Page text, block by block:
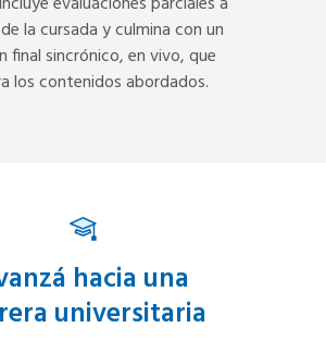
la cursada y culmina con un
final sincrónico, en vivo, que
los contenidos abordados.
hacia una
universitaria